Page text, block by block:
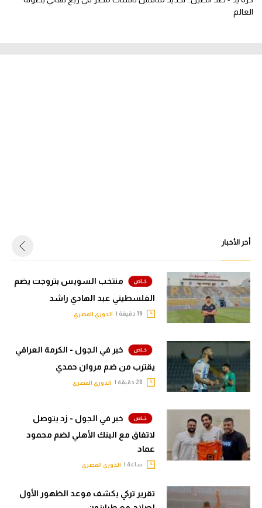
العالم
أخر الأخبار
منتخب السويس بتروجت يضم
الفلسطيني عبد الهادي راشد
الدوري المصري
خبر في الجول - الكرمة العراقي
يقترب من ضم مروان حمدي
الدوري المصري
خبر في الجول - زد يتوصل
لاتفاق مع البنك الأهلي لضم محمود
عماد
ساعة | الدوري المصري
تقرير تركي يكشف موعد الظهور الأول